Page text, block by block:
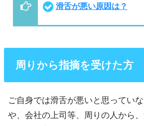
滑舌が悪い原因は？
周りから指摘を受けた方
ご自身では滑舌が悪いと思ってい
や、会社の上司等、周りの人から